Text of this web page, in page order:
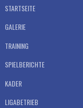
STARTSEITE
GALERIE
TRAINING
SPIELBERICHTE
KADER
LIGABETRIEB